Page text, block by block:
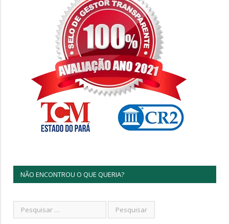
NÃO ENCONTROU O QUE QUERIA?